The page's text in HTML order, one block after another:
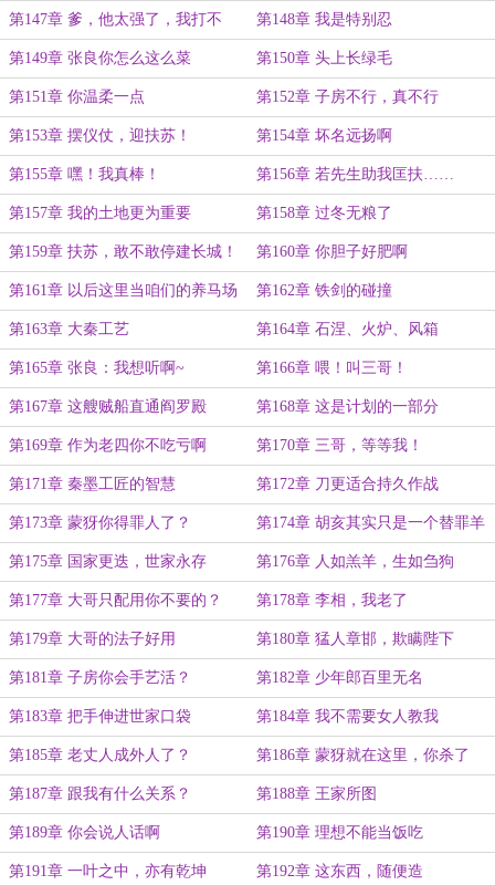
第147章 爹，他太强了，我打不
过！
第148章 我是特别忍
第149章 张良你怎么这么菜 第150章 头上长绿毛
第151章 你温柔一点 第152章 子房不行，真不行
第153章 摆仪仗，迎扶苏！ 第154章 坏名远扬啊
第155章 嘿！我真棒！ 第156章 若先生助我匡扶……
第157章 我的土地更为重要 第158章 过冬无粮了
第159章 扶苏，敢不敢停建长城！ 第160章 你胆子好肥啊
第161章 以后这里当咱们的养马场 第162章 铁剑的碰撞
第163章 大秦工艺 第164章 石涅、火炉、风箱
第165章 张良：我想听啊~ 第166章 喂！叫三哥！
第167章 这艘贼船直通阎罗殿 第168章 这是计划的一部分
第169章 作为老四你不吃亏啊 第170章 三哥，等等我！
第171章 秦墨工匠的智慧 第172章 刀更适合持久作战
第173章 蒙犽你得罪人了？ 第174章 胡亥其实只是一个替罪羊
啊
第175章 国家更迭，世家永存 第176章 人如羔羊，生如刍狗
第177章 大哥只配用你不要的？ 第178章 李相，我老了
第179章 大哥的法子好用 第180章 猛人章邯，欺瞒陛下
第181章 子房你会手艺活？ 第182章 少年郎百里无名
第183章 把手伸进世家口袋 第184章 我不需要女人教我
第185章 老丈人成外人了？ 第186章 蒙犽就在这里，你杀了
吧！
第187章 跟我有什么关系？ 第188章 王家所图
第189章 你会说人话啊 第190章 理想不能当饭吃
第191章 一叶之中，亦有乾坤 第192章 这东西，随便造